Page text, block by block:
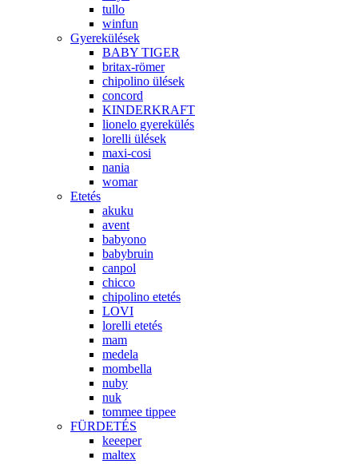
tullo
winfun
Gyerekülések
BABY TIGER
britax-römer
chipolino ülések
concord
KINDERKRAFT
lionelo gyerekülés
lorelli ülések
maxi-cosi
nania
womar
Etetés
akuku
avent
babyono
babybruin
canpol
chicco
chipolino etetés
LOVI
lorelli etetés
mam
medela
mombella
nuby
nuk
tommee tippee
FÜRDETÉS
keeeper
maltex